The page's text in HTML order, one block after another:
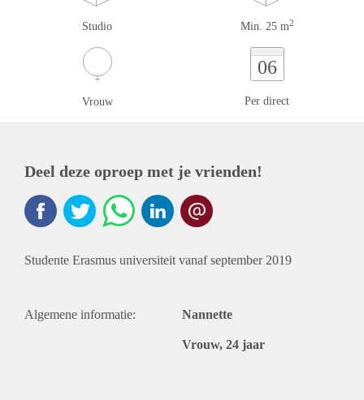
Studio Min. 25 m2
Vrouw
06
Per direct
Deel deze oproep met je vrienden!
Studente Erasmus universiteit vanaf september 2019
Algemene informatie: Nannette
Vrouw, 24 jaar